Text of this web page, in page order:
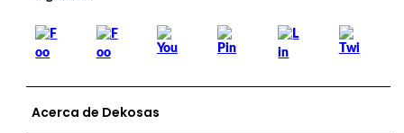
Acerca de Dekosas